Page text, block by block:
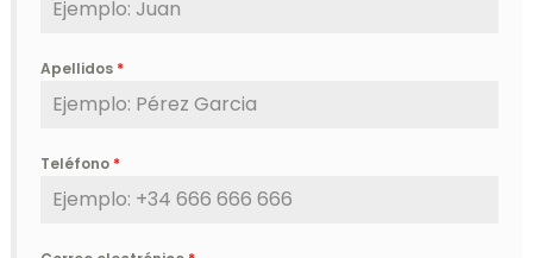
Apellidos *
Teléfono *